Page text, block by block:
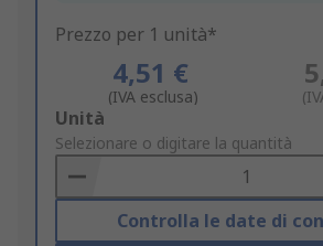
Prezzo per 1 unità*
4,51 €
(IVA esclusa)
Add
to
Basket
Unità
Selezionare o digitare la quantità
Controlla le date di